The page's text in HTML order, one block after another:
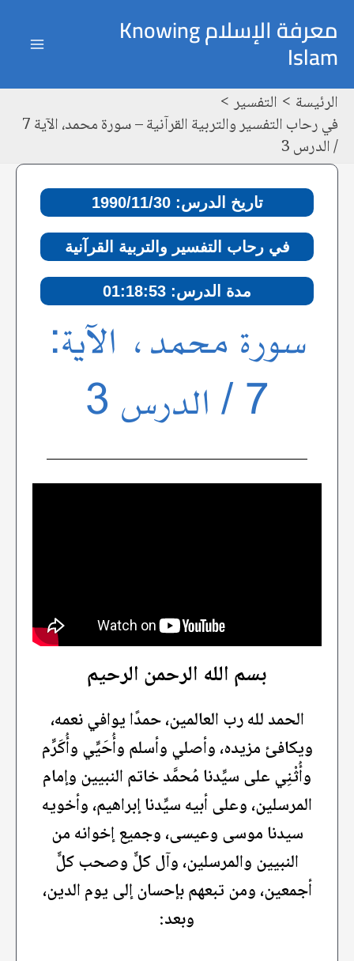
إلى
المحتوى
معرفة الإسلام Knowing
Islam
الرئيسة
التفسير
في رحاب التفسير والتربية القرآنية – سورة محمد، الآية 7
/ الدرس 3
تاريخ الدرس: 1990/11/30
في رحاب التفسير والتربية القرآنية
مدة الدرس: 01:18:53
سورة محمد، الآية:
7 / الدرس 3
بسم الله الرحمن الرحيم
الحمد لله رب العالمين، حمدًا يوافي نعمه،
ويكافئ مزيده، وأصلي وأسلم وأُحَيِّي وأُكَرِّم
وأُثْنِي على سيِّدنا مُحمَّد خاتم النبيين وإمام
المرسلين، وعلى أبيه سيِّدنا إبراهيم، وأخويه
سيدنا موسى وعيسى، وجميع إخوانه من
النبيين والمرسلين، وآل كلٍّ وصحب كلٍّ
أجمعين، ومن تبعهم بإحسان إلى يوم الدين،
وبعد:
navigation